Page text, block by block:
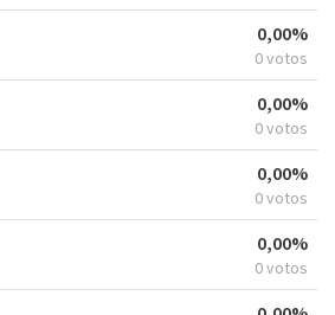
0,00%
0 votos
0,00%
0 votos
0,00%
0 votos
0,00%
0 votos